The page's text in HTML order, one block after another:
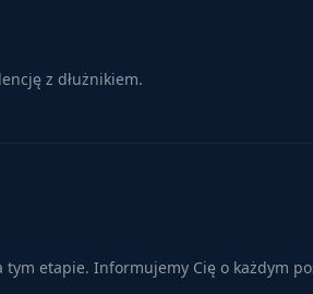
z dłużnikiem.
tym etapie. Informujemy Cię o każdym